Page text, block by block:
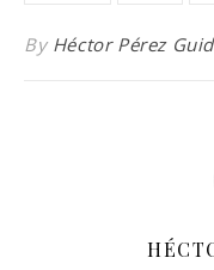
By Héctor Pérez